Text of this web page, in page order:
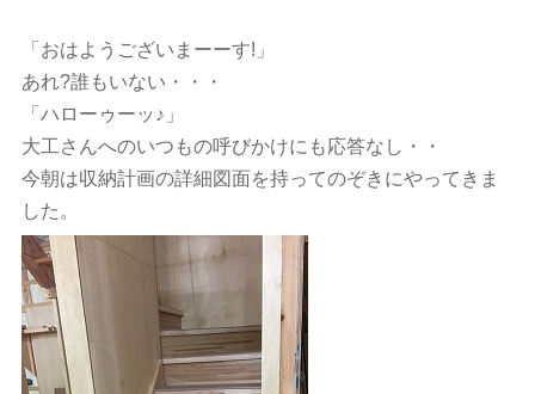
「おはようございまーーす!」
あれ?誰もいない・・・
「ハローゥーッ♪」
大工さんへのいつもの呼びかけにも応答なし・・
今朝は収納計画の詳細図面を持ってのぞきにやってきま
した。